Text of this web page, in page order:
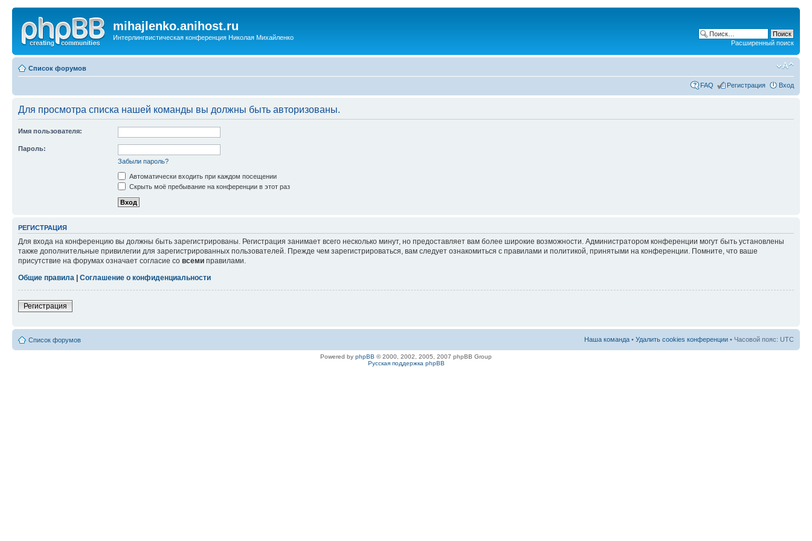
mihajlenko.anihost.ru
Интерлингвистическая конференция Николая Михайленко
Расширенный поиск
Список форумов
FAQ Регистрация Вход
Для просмотра списка нашей команды вы должны быть авторизованы.
Имя пользователя:
Пароль:
Забыли пароль?
Автоматически входить при каждом посещении
Скрыть моё пребывание на конференции в этот раз
РЕГИСТРАЦИЯ
Для входа на конференцию вы должны быть зарегистрированы. Регистрация занимает всего несколько минут, но предоставляет вам более широкие возможности. Администратором конференции могут быть установлены
также дополнительные привилегии для зарегистрированных пользователей. Прежде чем зарегистрироваться, вам следует ознакомиться с правилами и политикой, принятыми на конференции. Помните, что ваше
присутствие на форумах означает согласие со всеми правилами.
Общие правила
Соглашение о конфиденциальности
Регистрация
Список форумов Наша команда • Удалить cookies конференции • Часовой пояс: UTC
Powered by phpBB © 2000, 2002, 2005, 2007 phpBB Group
Русская поддержка phpBB